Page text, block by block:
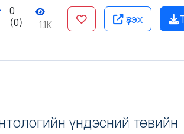
остеоатритийн үед үйл ажиллагааны
чухал ач холбогдолтой эмчилгээ гэж
0
(0)
1.1K үзэх
үндэсний төвийн